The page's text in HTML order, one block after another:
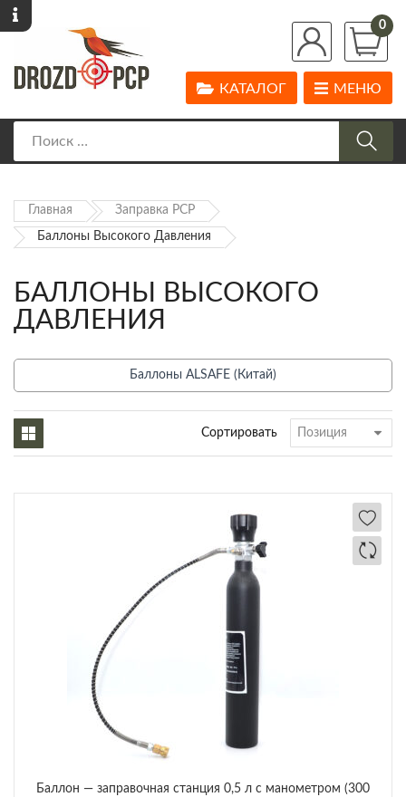
0
МЕНЮ
КАТАЛОГ
Главная Заправка PCP
Баллоны Высокого Давления
БАЛЛОНЫ ВЫСОКОГО
ДАВЛЕНИЯ
Баллоны ALSAFE (Китай)
Сортировать
Баллон — заправочная станция 0,5 л с манометром (300